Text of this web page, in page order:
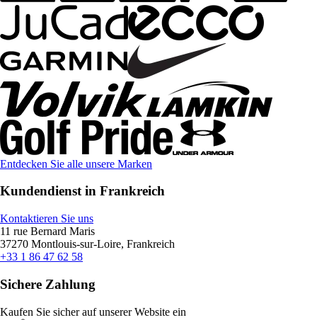
Entdecken Sie alle unsere Marken
Kundendienst in Frankreich
Kontaktieren Sie uns
11 rue Bernard Maris
37270 Montlouis-sur-Loire, Frankreich
+33 1 86 47 62 58
Sichere Zahlung
Kaufen Sie sicher auf unserer Website ein